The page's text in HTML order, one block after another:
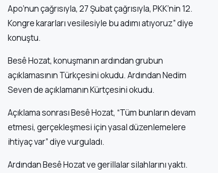
Apo’nun çağrısıyla, 27 Şubat çağrısıyla, PKK’nin 12.
Kongre kararları vesilesiyle bu adımı atıyoruz” diye
konuştu.
Besê Hozat, konuşmanın ardından grubun
açıklamasının Türkçesini okudu. Ardından Nedim
Seven de açıklamanın Kürtçesini okudu.
Açıklama sonrası Besê Hozat, “Tüm bunların devam
etmesi, gerçekleşmesi için yasal düzenlemelere
ihtiyaç var” diye vurguladı.
Ardından Besê Hozat ve gerillalar silahlarını yaktı.